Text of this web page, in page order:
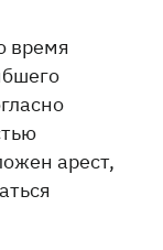
время
арест,